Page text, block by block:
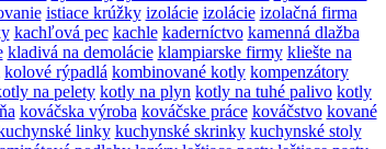
istiace krúžky izolácie izolácie izolačná firma
kachľová pec kachle kaderníctvo kamenná dlažba
kladivá na demolácie klampiarske firmy kliešte na
kolové rýpadlá kombinované kotly kompenzátory
na pelety kotly na plyn kotly na tuhé palivo kotly
kováčska výroba kováčske práce kováčstvo kované
linky kuchynské skrinky kuchynské stoly